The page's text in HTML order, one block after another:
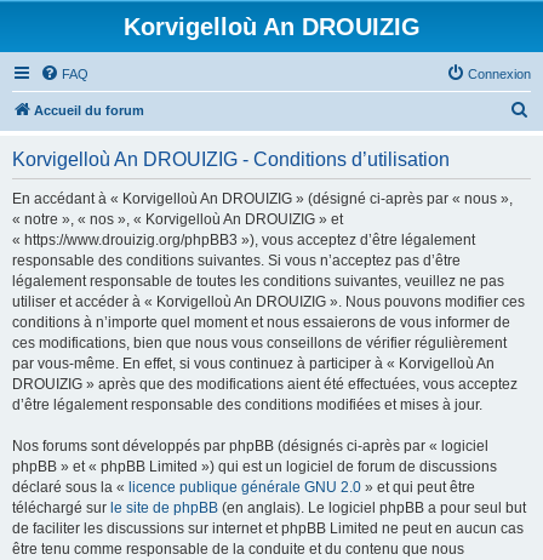
Korvigelloù An DROUIZIG
FAQ Connexion
Accueil du forum
Korvigelloù An DROUIZIG - Conditions d’utilisation
En accédant à « Korvigelloù An DROUIZIG » (désigné ci-après par « nous »,
« notre », « nos », « Korvigelloù An DROUIZIG » et
« https://www.drouizig.org/phpBB3 »), vous acceptez d’être légalement
responsable des conditions suivantes. Si vous n’acceptez pas d’être
légalement responsable de toutes les conditions suivantes, veuillez ne pas
utiliser et accéder à « Korvigelloù An DROUIZIG ». Nous pouvons modifier ces
conditions à n’importe quel moment et nous essaierons de vous informer de
ces modifications, bien que nous vous conseillons de vérifier régulièrement
par vous-même. En effet, si vous continuez à participer à « Korvigelloù An
DROUIZIG » après que des modifications aient été effectuées, vous acceptez
d’être légalement responsable des conditions modifiées et mises à jour.
Nos forums sont développés par phpBB (désignés ci-après par « logiciel
phpBB » et « phpBB Limited ») qui est un logiciel de forum de discussions
déclaré sous la « licence publique générale GNU 2.0 » et qui peut être
téléchargé sur le site de phpBB (en anglais). Le logiciel phpBB a pour seul but
de faciliter les discussions sur internet et phpBB Limited ne peut en aucun cas
être tenu comme responsable de la conduite et du contenu que nous